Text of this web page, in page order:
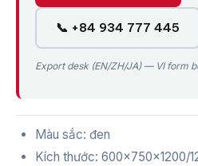
📞 +84 934 777 445
Export desk (EN/ZH/JA) — VI form
Màu sắc: đen
Kích thước: 600x750x1200/